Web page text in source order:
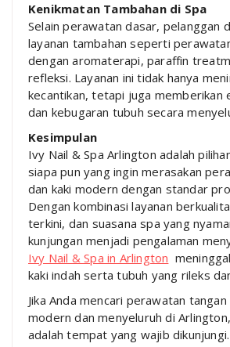
Kenikmatan Tambahan di Spa
Selain perawatan dasar, pelanggan
layanan tambahan seperti
dengan aromaterapi, paraffin
refleksi. Layanan ini tidak hanya
kecantikan, tetapi juga memberikan
dan kebugaran tubuh secara
Kesimpulan
Ivy Nail & Spa Arlington adalah
siapa pun yang ingin merasakan
dan kaki modern dengan standar
Dengan kombinasi layanan
terkini, dan suasana spa yang
kunjungan menjadi pengalaman
Ivy Nail & Spa in Arlington
kaki indah serta tubuh yang rileks
Jika Anda mencari perawatan
modern dan menyeluruh di
adalah tempat yang wajib dikunjungi.